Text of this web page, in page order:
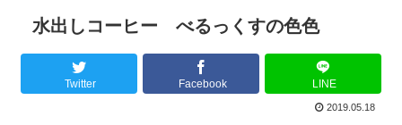
水出しコーヒー べるっくすの色色
Twitter Facebook LINE
2019.05.18